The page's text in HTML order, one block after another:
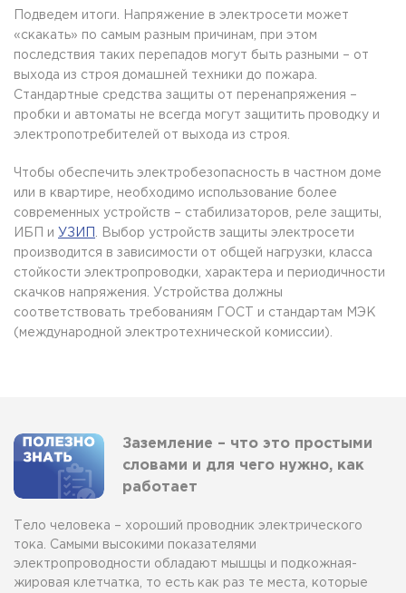
Подведем итоги. Напряжение в электросети может
«скакать» по самым разным причинам, при этом
последствия таких перепадов могут быть разными – от
выхода из строя домашней техники до пожара.
Стандартные средства защиты от перенапряжения –
пробки и автоматы не всегда могут защитить проводку и
электропотребителей от выхода из строя.
Чтобы обеспечить электробезопасность в частном доме
или в квартире, необходимо использование более
современных устройств – стабилизаторов, реле защиты,
ИБП и УЗИП
. Выбор устройств защиты электросети
производится в зависимости от общей нагрузки, класса
стойкости электропроводки, характера и периодичности
скачков напряжения. Устройства должны
соответствовать требованиям ГОСТ и стандартам МЭК
(международной электротехнической комиссии).
Заземление – что это простыми
словами и для чего нужно, как
работает
Тело человека – хороший проводник электрического
тока. Самыми высокими показателями
электропроводности обладают мышцы и подкожная-
жировая клетчатка, то есть как раз те места, которые